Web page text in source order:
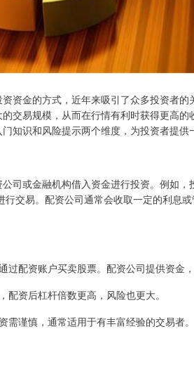
资金的方式，近年来吸引了众多投资者
交易规模，从而在行情有利时获得更高
知识和风险提示两个维度，为投资者提供
司或金融机构借入资金进行投资。例如，
交易。配资公司通常会收取一定的利息
过配资账户买卖股票。配资公司提供资金
资后杠杆倍数更高，风险也更大。
谨慎，通常适用于有丰富经验的交易者。